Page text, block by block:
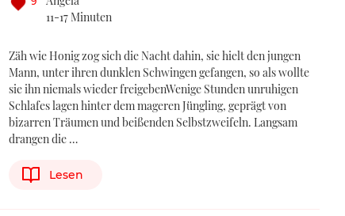
11-17 Minuten
Zäh wie Honig zog sich die Nacht dahin, sie hielt den jungen
Mann, unter ihren dunklen Schwingen gefangen, so als wollte
sie ihn niemals wieder freigebenWenige Stunden unruhigen
Schlafes lagen hinter dem mageren Jüngling, geprägt von
bizarren Träumen und beißenden Selbstzweifeln. Langsam
drangen die …
Lesen